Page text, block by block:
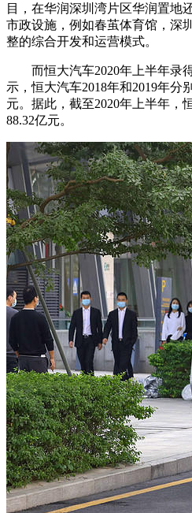
目，在华润深圳湾片区华润置地
市政设施，例如春茧体育馆，深
整的综合开发和运营模式。
而恒大汽车2020年上半年录得
示，恒大汽车2018年和2019年分
元。据此，截至2020年上半年，
88.32亿元。